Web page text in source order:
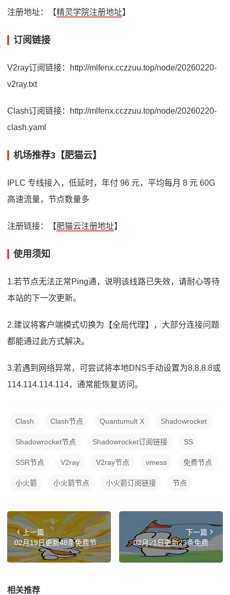
注册地址：【精灵学院注册地址】
订阅链接
V2ray订阅链接：http://mlfenx.cczzuu.top/node/20260220-
v2ray.txt
Clash订阅链接：http://mlfenx.cczzuu.top/node/20260220-
clash.yaml
机场推荐3【肥猫云】
IPLC 专线接入，低延时，年付 96 元，平均每月 8 元 60G
高速流量，节点数量多
注册链接：【肥猫云注册地址】
使用须知
1.若节点无法正常Ping通，说明该线路已失效，请耐心等待
本站的下一次更新。
2.建议将客户端模式切换为【全局代理】，大部分连接问题
都能通过此方式解决。
3.若遇到网络异常，可尝试将本地DNS手动设置为8.8.8.8或
114.114.114.114，通常能恢复访问。
Clash Clash节点 Quantumult X Shadowrocket
Shadowrocket节点 Shadowrocket订阅链接 SS
SSR节点 V2ray V2ray节点 vmess 免费节点
小火箭 小火箭节点 小火箭订阅链接 节点
上一篇
02月19日更新48条免费节
点,覆盖日本|美国|俄罗斯|新
加坡|芬兰 SSR|V2ray|Clash
下一篇
02月21日更新23条免费节
点,覆盖台湾|德国|阿根廷|菲
律宾|芬兰 SSR|V2ray|Clash
相关推荐